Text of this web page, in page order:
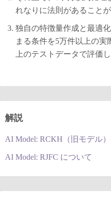
れなりに法則があること
独自の特徴量作成と最適
まる条件を5万件以上の実
上のテストデータで評価
解説
AI Model: RCKH（旧モデル
AI Model: RJFC について